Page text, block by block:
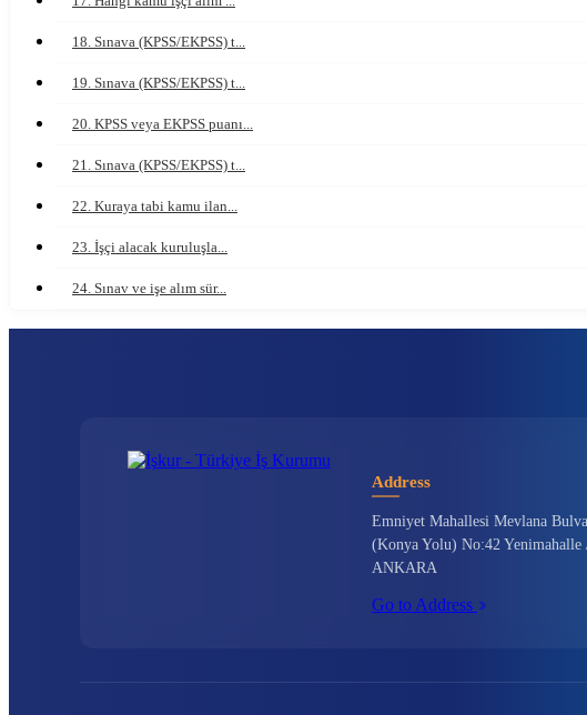
18. Sınava (KPSS/EKPSS) t...
19. Sınava (KPSS/EKPSS) t...
20. KPSS veya EKPSS puanı...
21. Sınava (KPSS/EKPSS) t...
22. Kuraya tabi kamu ilan...
23. İşçi alacak kuruluşla...
24. Sınav ve işe alım sür...
Address
Emniyet Mahallesi Mevlana
(Konya Yolu) No:42 Yenimahalle
ANKARA
Go to Address